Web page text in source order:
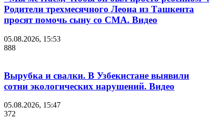
Родители трехмесячного Леона из Ташкента
просят помочь сыну со СМА. Видео
05.08.2026, 15:53
888
Вырубка и свалки. В Узбекистане выявили
сотни экологических нарушений. Видео
05.08.2026, 15:47
372